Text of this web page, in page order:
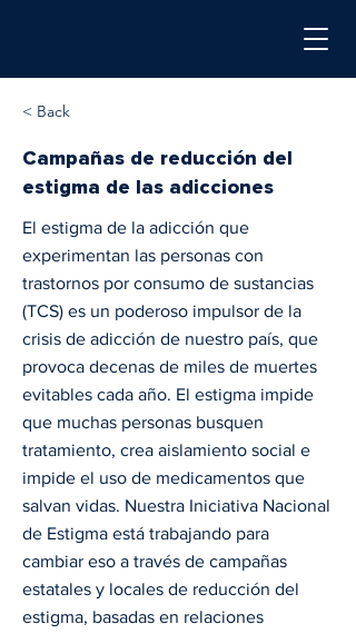
< Back
Campañas de reducción del
estigma de las adicciones
El estigma de la adicción que
experimentan las personas con
trastornos por consumo de sustancias
(TCS) es un poderoso impulsor de la
crisis de adicción de nuestro país, que
provoca decenas de miles de muertes
evitables cada año. El estigma impide
que muchas personas busquen
tratamiento, crea aislamiento social e
impide el uso de medicamentos que
salvan vidas. Nuestra Iniciativa Nacional
de Estigma está trabajando para
cambiar eso a través de campañas
estatales y locales de reducción del
estigma, basadas en relaciones